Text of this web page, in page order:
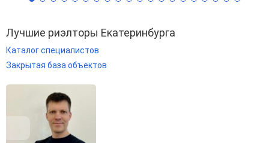
Лучшие риэлторы Екатеринбурга
Каталог специалистов
Закрытая база объектов